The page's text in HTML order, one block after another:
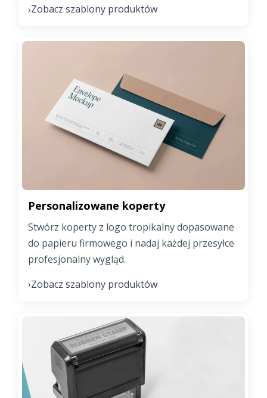
›Zobacz szablony produktów
Personalizowane koperty
Stwórz koperty z logo tropikalny dopasowane
do papieru firmowego i nadaj każdej przesyłce
profesjonalny wygląd.
›Zobacz szablony produktów